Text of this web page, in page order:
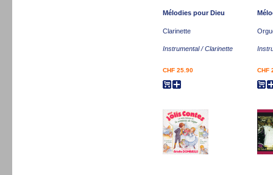
Mélodies pour Dieu
Clarinette
Instrumental / Clarinette
CHF 25.90 CHF